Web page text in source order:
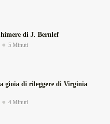
di J. Bernlef
5 Minuti
gioia di rileggere di Virginia
4 Minuti